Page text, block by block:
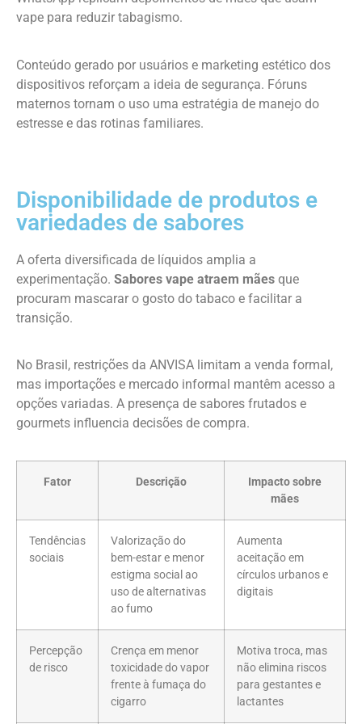
vape para reduzir tabagismo.
Conteúdo gerado por usuários e marketing estético dos
dispositivos reforçam a ideia de segurança. Fóruns
maternos tornam o uso uma estratégia de manejo do
estresse e das rotinas familiares.
Disponibilidade de produtos e
variedades de sabores
A oferta diversificada de líquidos amplia a
experimentação. Sabores vape atraem mães que
procuram mascarar o gosto do tabaco e facilitar a
transição.
No Brasil, restrições da ANVISA limitam a venda formal,
mas importações e mercado informal mantêm acesso a
opções variadas. A presença de sabores frutados e
gourmets influencia decisões de compra.
Fator Descrição
Impacto sobre
mães
Tendências
sociais
Valorização do
bem-estar e menor
estigma social ao
uso de alternativas
ao fumo
Aumenta
aceitação em
círculos urbanos e
digitais
Percepção
de risco
Crença em menor
toxicidade do vapor
frente à fumaça do
cigarro
Motiva troca, mas
não elimina riscos
para gestantes e
lactantes